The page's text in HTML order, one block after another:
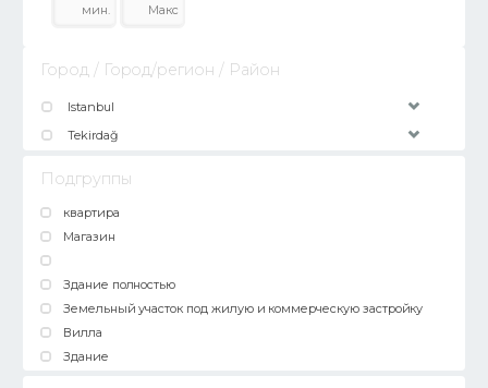
Город / Город/регион / Район
Istanbul
Tekirdağ
Подгруппы
квартира
Магазин
Здание полностью
Земельный участок под жилую и коммерческую застройку
Вилла
Здание